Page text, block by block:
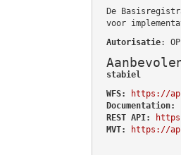
De
voor
Autorisatie:
stabiel
WFS:
https://
Documentation:
REST API:
MVT:
https://